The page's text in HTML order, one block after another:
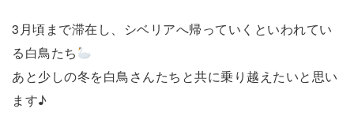
3月頃まで滞在し、シベリアへ帰っていくといわれてい
る白鳥たち
あと少しの冬を白鳥さんたちと共に乗り越えたいと思い
ます♪